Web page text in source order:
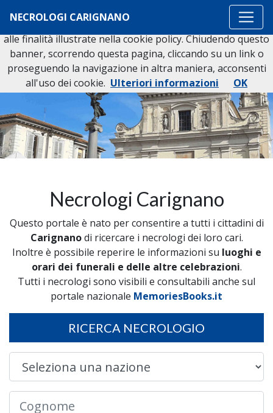
NECROLOGI CARIGNANO
Necrologi Carignano
Questo portale è nato per consentire a tutti i cittadini di
Carignanodi ricercare i necrologi dei loro cari.
Inoltre è possibile reperire le informazioni su luoghi e
orari dei funerali e delle altre celebrazioni.
Tutti i necrologi sono visibili e consultabili anche sul
portale nazionale MemoriesBooks.it
RICERCA NECROLOGIO
Questo sito o gli strumenti terzi da questo utilizzati si
avvalgono di cookie necessari al funzionamento ed utili
alle finalità illustrate nella cookie policy. Chiudendo questo
banner, scorrendo questa pagina, cliccando su un link o
proseguendo la navigazione in altra maniera, acconsenti
all'uso dei cookie. Ulteriori informazioni OK